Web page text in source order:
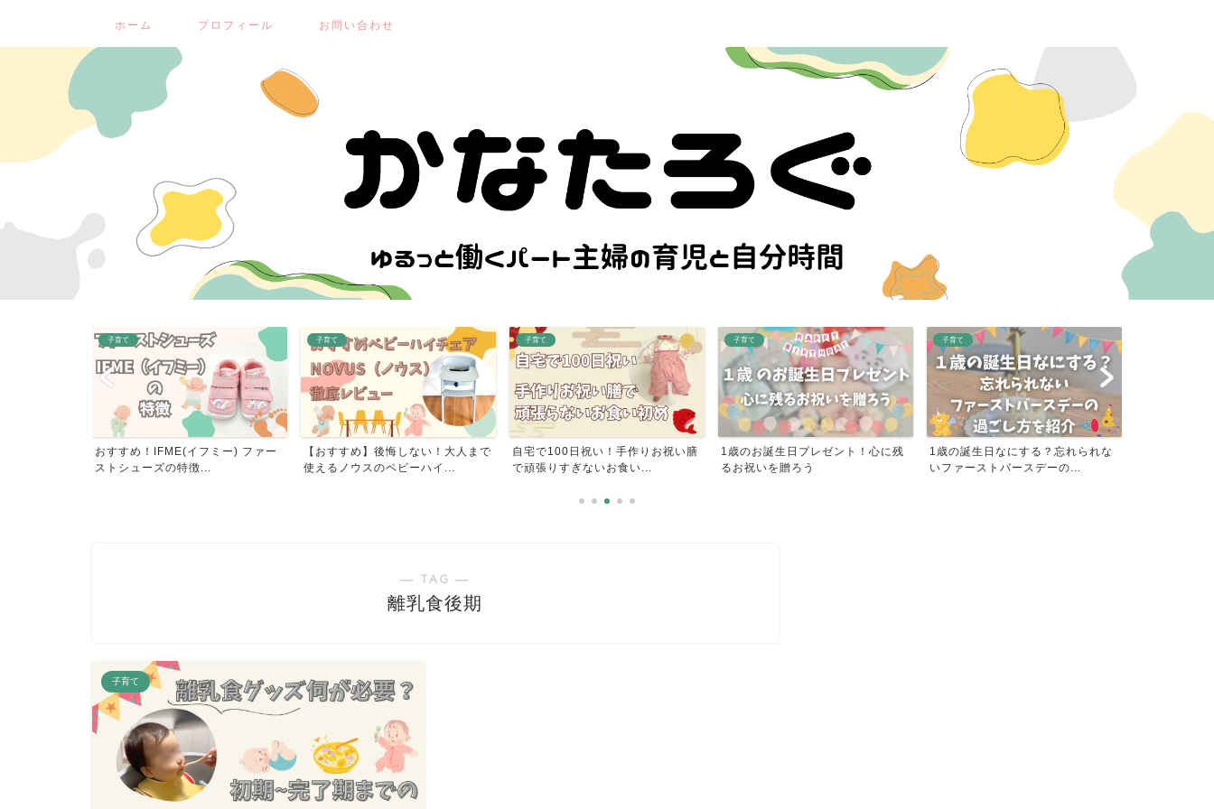
ホーム プロフィール お問い合わせ
子育て
おすすめ！IFME(イフミー) ファー
ストシューズの特徴...
子育て
【おすすめ】後悔しない！大人まで
使えるノウスのベビーハイ...
子育て
自宅で100日祝い！手作りお祝い膳
で頑張りすぎないお食い...
子育て
1歳のお誕生日プレゼント！心に残
るお祝いを贈ろう
子育て
1歳の誕生日なにする？忘れられな
いファーストバースデーの...
― TAG ―
離乳食後期
子育て